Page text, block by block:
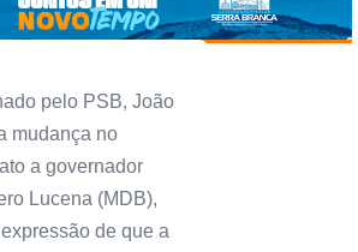
pelo PSB, João
mudança no
a governador
Lucena (MDB),
de que a